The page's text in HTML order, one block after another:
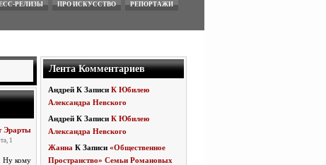
РЕЛИЗЫ ПРО ИСКУССТВО РЕПОРТАЖИ
Эрарты
1
Ну кому
Лента Комментариев
АндрейК Записи К Юбилею
Александра Невского
АндрейК Записи К Юбилею
Александра Невского
Жанна К Записи «Общественное
Пространство» Семьи Романовых